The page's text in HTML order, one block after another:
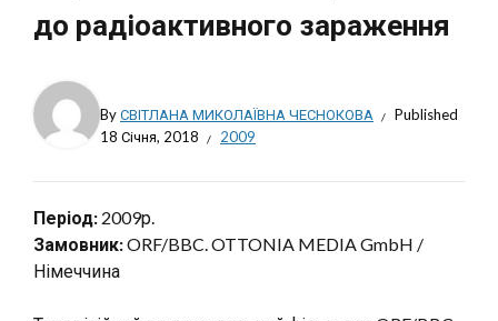
до радіоактивного зараження
ByСВІТЛАНА МИКОЛАЇВНА ЧЕСНОКОВА
Published
18 Січня, 2018
2009
Період: 2009р.
Замовник:ORF/BBC. OTTONIA MEDIA GmbH /
Німеччина